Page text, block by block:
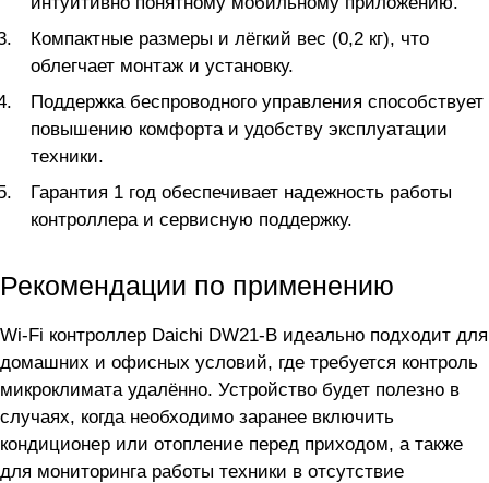
Компактные размеры и лёгкий вес (0,2 кг), что
облегчает монтаж и установку.
Поддержка беспроводного управления способствует
повышению комфорта и удобству эксплуатации
техники.
Гарантия 1 год обеспечивает надежность работы
контроллера и сервисную поддержку.
Рекомендации по применению
Wi-Fi контроллер Daichi DW21-B идеально подходит для
домашних и офисных условий, где требуется контроль
микроклимата удалённо. Устройство будет полезно в
случаях, когда необходимо заранее включить
кондиционер или отопление перед приходом, а также
для мониторинга работы техники в отсутствие